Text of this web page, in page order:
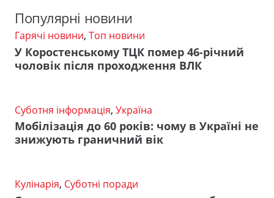
Популярні новини
Гарячі новини, Топ новини
У Коростенському ТЦК помер 46-річний
чоловік після проходження ВЛК
Суботня інформація, Україна
Мобілізація до 60 років: чому в Україні не
знижують граничний вік
Кулінарія, Суботні поради